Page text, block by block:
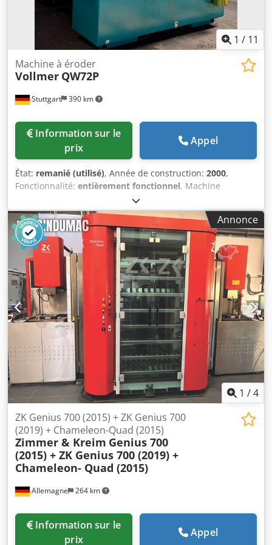
P x H = 2535 x 2200 x 2280 mm Poids: environ 4500 kg
Charge connectée: 4,5 kW (400 V / 50 Hz) Couleur: telegrey
RAL 7045/7047
1 / 11
Stuttgart 390 km
Machine à éroder
Vollmer QW72P
prix
Appel
État: remanié (utilisé), Année de construction: 2000,
Fonctionnalité: entièrement fonctionnel, Machine
automatique pour l’usinage d’outils équipés de plaquettes
en carbure de tungstène (PKD) par électroérosion rotative.
Dksdpfx Alezmzg Nomsr
Annonce
1 /4
Allemagne 264 km
ZK Genius 700 (2015) + ZK Genius 700
(2019) + Chameleon-Quad (2015)
Zimmer & Kreim Genius 700
(2015) + ZK Genius 700 (2019) +
Chameleon- Quad (2015)
prix
Appel